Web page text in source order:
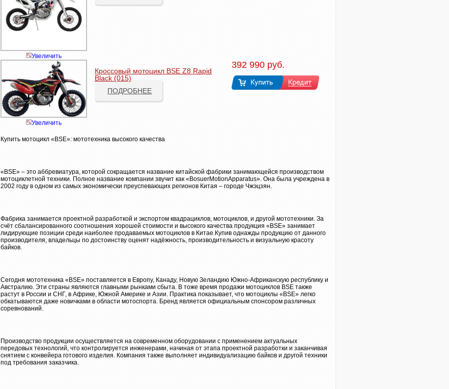
Увеличить
Увеличить
Кроссовый мотоцикл BSE Z8 Rapid
Black (015)
ПОДРОБНЕЕ
392 990 руб.
Купить мотоцикл «BSE»: мототехника высокого качества
«BSE» – это аббревиатура, которой сокращается название китайской фабрики занимающейся производством
мотоциклетной техники. Полное название компании звучит как «BosuerMotionApparatus». Она была учреждена в
2002 году в одном из самых экономически преуспевающих регионов Китая – городе Чжэцзян.
Фабрика занимается проектной разработкой и экспортом квадрациклов, мотоциклов, и другой мототехники. За
счёт сбалансированного соотношения хорошей стоимости и высокого качества продукция «BSE» занимает
лидирующие позиции среди наиболее продаваемых мотоциклов в Китае.Купив однажды продукцию от данного
производителя, владельцы по достоинству оценят надёжность, производительность и визуальную красоту
байков.
Сегодня мототехника «BSE» поставляется в Европу, Канаду, Новую Зеландию Южно-Африканскую республику и
Австралию. Эти страны являются главными рынками сбыта. В тоже время продажи мотоциклов BSE также
растут в России и СНГ, в Африке, Южной Америке и Азии. Практика показывает, что мотоциклы «BSE» легко
обкатываются даже новичками в области мотоспорта. Бренд является официальным спонсором различных
соревнований.
Производство продукции осуществляется на современном оборудовании с применением актуальных
передовых технологий, что контролируется инженерами, начиная от этапа проектной разработки и заканчивая
снятием с конвейера готового изделия. Компания также выполняет индивидуализацию байков и другой техники
под требования заказчика.